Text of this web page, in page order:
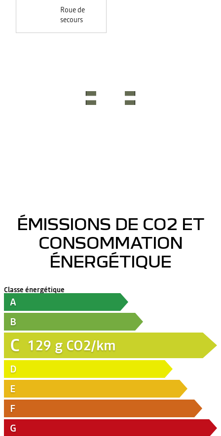
Roue de
secours
ÉMISSIONS DE CO2 ET
CONSOMMATION
ÉNERGÉTIQUE
Classe énergétique
A
B
C 129 g CO2/km
D
E
F
G